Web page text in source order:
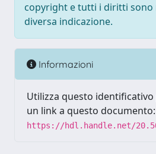
copyright e tutti i diritti sono
diversa indicazione.
Informazioni
Utilizza questo
un link a questo documento:
https://hdl.handle.net/